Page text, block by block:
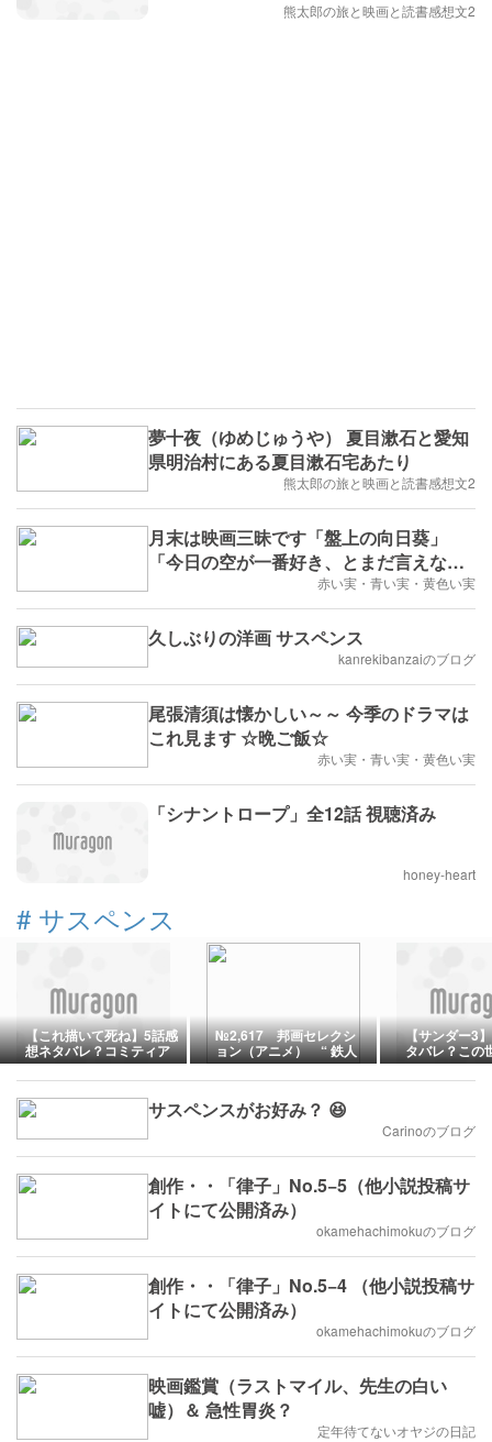
熊太郎の旅と映画と読書感想文2
夢十夜（ゆめじゅうや） 夏目漱石と愛知
県明治村にある夏目漱石宅あたり
熊太郎の旅と映画と読書感想文2
月末は映画三昧です「盤上の向日葵」
「今日の空が一番好き、とまだ言えない
赤い実・青い実・黄色い実
久しぶりの洋画 サスペンス
kanrekibanzaiのブログ
尾張清須は懐かしい～～ 今季のドラマは
これ見ます ☆晩ご飯☆
赤い実・青い実・黄色い実
「シナントロープ」全12話 視聴済み
honey-heart
# サスペンス
【これ描いて死ね】5話感
想ネタバレ？コミティア
はオリジナル作品に限る
№2,617 邦画セレクシ
ョン（アニメ） “ 鉄人
28号 ”
【サンダー3
タバレ？この
イクなので。
サスペンスがお好み？ 😆
Carinoのブログ
創作・・「律子」No.5−5（他小説投稿サ
イトにて公開済み）
okamehachimokuのブログ
創作・・「律子」No.5−4 （他小説投稿サ
イトにて公開済み）
okamehachimokuのブログ
映画鑑賞（ラストマイル、先生の白い
嘘）＆ 急性胃炎？
定年待てないオヤジの日記